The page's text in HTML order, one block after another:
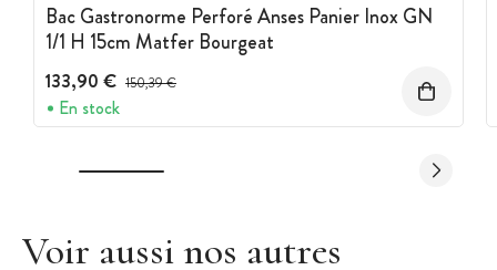
Bac Gastronorme Perforé Anses Panier Inox GN
1/1 H 15cm Matfer Bourgeat
133,90 € Prix avant réduction :
150,39 €
En stock
Voir aussi nos autres